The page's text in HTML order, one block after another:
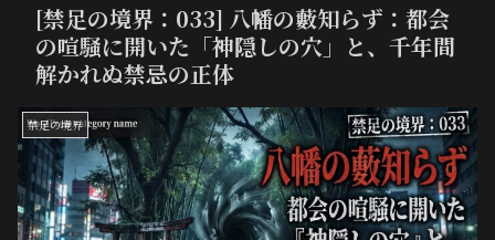
[禁足の境界：033] 八幡の藪知らず：都会
の喧騒に開いた「神隠しの穴」と、千年間
解かれぬ禁忌の正体
禁足の境界